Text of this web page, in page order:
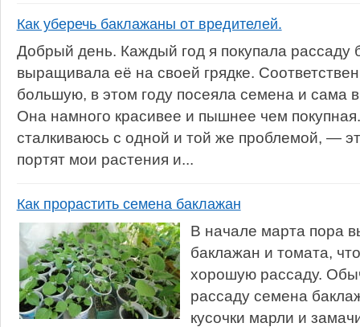
Как уберечь баклажаны от вредителей.
Добрый день. Каждый год я покупала рассаду
выращивала её на своей грядке.
большую, в этом году посеяла семена и сама
Она намного красивее и пышнее чем
сталкиваюсь с одной и той же проблемой, —
портят мои растения и...
Как прорастить семена баклажан
В начале марта пора
баклажан и томата,
хорошую рассаду.
рассаду семена
кусочки марли и